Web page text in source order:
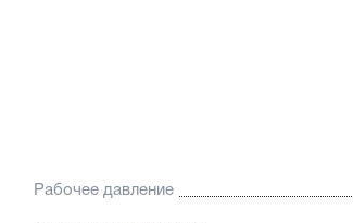
Увеличенный поршень, благодаря
Рабочее давление